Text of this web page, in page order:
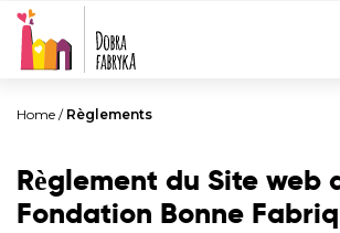
Home / Règlements
Règlement du Site web
Fondation Bonne